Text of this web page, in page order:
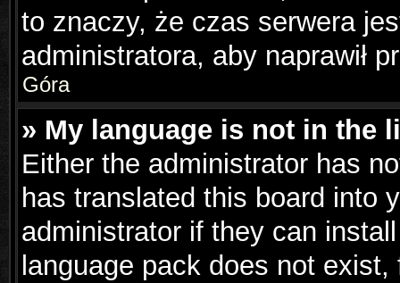
to znaczy, że czas serwera
administratora, aby naprawił
Góra
» My language is not in the
Either the administrator has
has translated this board into
administrator if they can
language pack does not